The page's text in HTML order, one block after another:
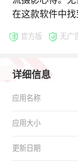
在这款软件中找
官方版 无广
详细信息
应用名称
应用大小
更新日期